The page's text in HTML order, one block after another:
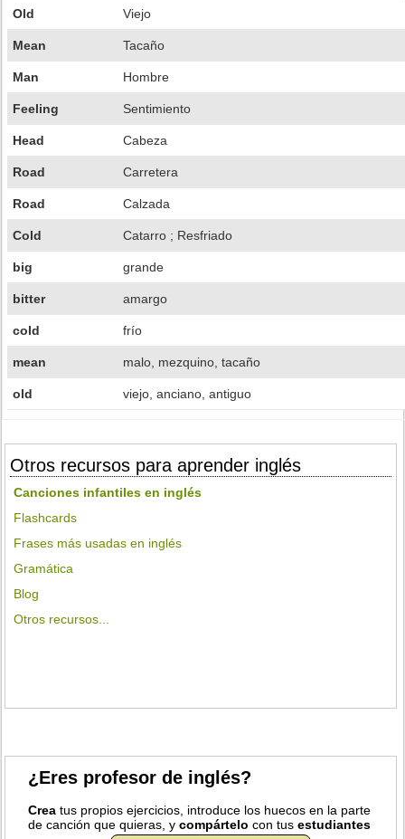
Old Viejo
Mean Tacaño
Man Hombre
Feeling Sentimiento
Head Cabeza
Road Carretera
Road Calzada
Cold Catarro ; Resfriado
big grande
bitter amargo
cold frío
mean malo, mezquino, tacaño
old viejo, anciano, antiguo
Otros recursos para aprender inglés
Canciones infantiles en inglés
Flashcards
Frases más usadas en inglés
Gramática
Blog
Otros recursos...
¿Eres profesor de inglés?
Crea tus propios ejercicios, introduce los huecos en la parte
de canción que quieras, ycompártelo con tusestudiantes